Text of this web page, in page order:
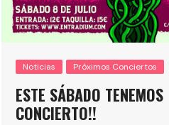
Noticias Próximos Conciertos
ESTE SÁBADO TENEMOS
CONCIERTO!!